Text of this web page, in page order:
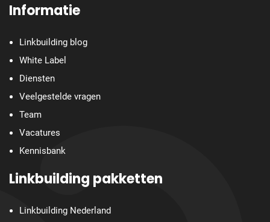
Informatie
Linkbuilding blog
White Label
Diensten
Veelgestelde vragen
Team
Vacatures
Kennisbank
Linkbuilding pakketten
Linkbuilding Nederland